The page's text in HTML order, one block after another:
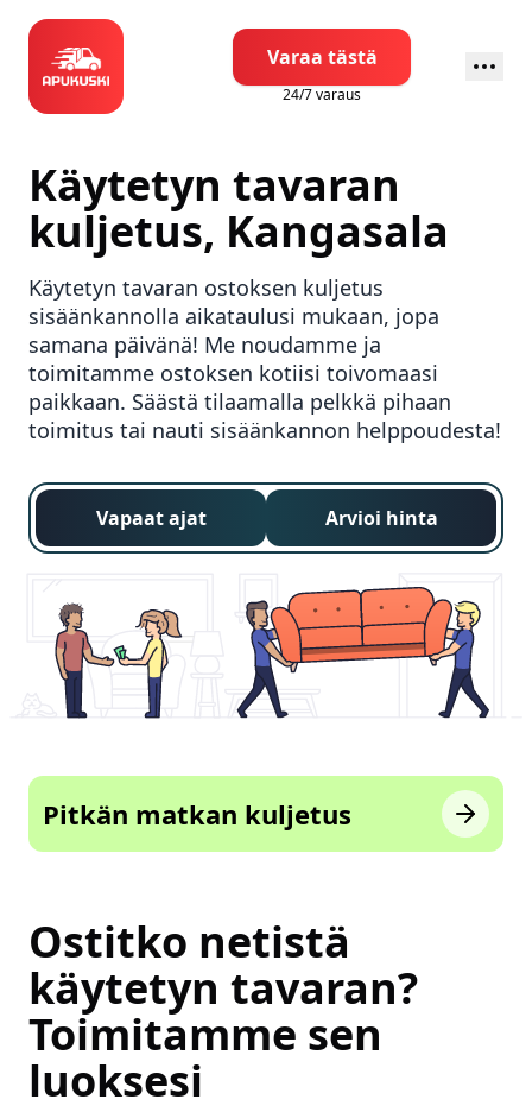
Varaa tästä
24/7 varaus
Käytetyn tavaran
kuljetus, Kangasala
Käytetyn tavaran ostoksen kuljetus
sisäänkannolla aikataulusi mukaan, jopa
samana päivänä! Me noudamme ja
toimitamme ostoksen kotiisi toivomaasi
paikkaan. Säästä tilaamalla pelkkä pihaan
toimitus tai nauti sisäänkannon helppoudesta!
Vapaat ajat Arvioi hinta
Pitkän matkan kuljetus
Ostitko netistä
käytetyn tavaran?
Toimitamme sen
luoksesi